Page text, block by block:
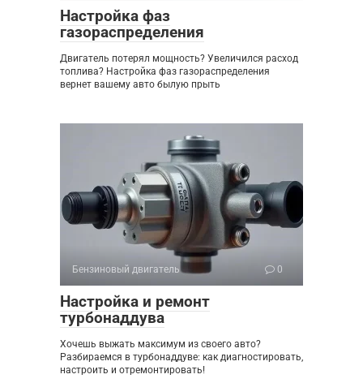
Настройка фаз
газораспределения
Двигатель потерял мощность? Увеличился расход
топлива? Настройка фаз газораспределения
вернет вашему авто былую прыть
Бензиновый двигатель 0
Настройка и ремонт
турбонаддува
Хочешь выжать максимум из своего авто?
Разбираемся в турбонаддуве: как диагностировать,
настроить и отремонтировать!